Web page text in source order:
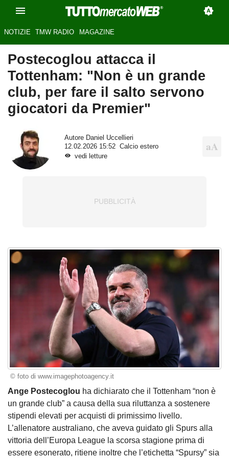
NOTIZIE TMW RADIO MAGAZINE
Postecoglou attacca il
Tottenham: "Non è un grande
club, per fare il salto servono
giocatori da Premier"
Autore Daniel Uccellieri
12.02.2026 15:52
Calcio estero
vedi letture
© foto di www.imagephotoagency.it
Ange Postecoglou ha dichiarato che il Tottenham “non è
un grande club” a causa della sua riluttanza a sostenere
stipendi elevati per acquisti di primissimo livello.
L’allenatore australiano, che aveva guidato gli Spurs alla
vittoria dell’Europa League la scorsa stagione prima di
essere esonerato, ritiene inoltre che l’etichetta “Spursy” sia